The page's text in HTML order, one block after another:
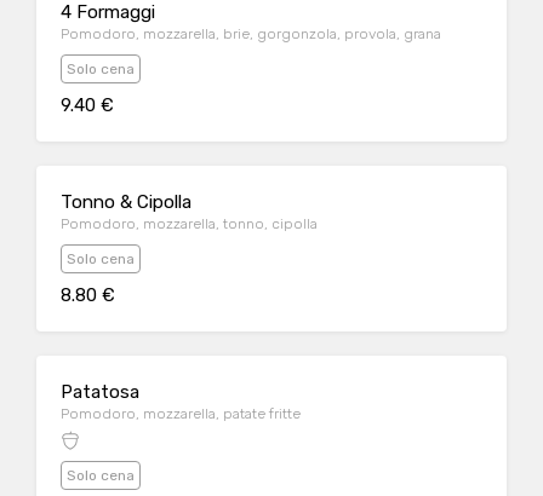
4 Formaggi
Pomodoro, mozzarella, brie, gorgonzola, provola, grana
Solo cena
9.40 €
Tonno & Cipolla
Pomodoro, mozzarella, tonno, cipolla
Solo cena
8.80 €
Patatosa
Pomodoro, mozzarella, patate fritte
Solo cena